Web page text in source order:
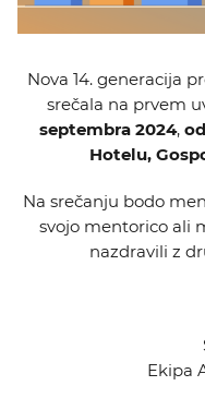
Nova 14. generacija
srečala na prvem
septembra 2024,
Hotelu,
Na srečanju bodo
svojo mentorico ali
nazdravili z
Ekipa